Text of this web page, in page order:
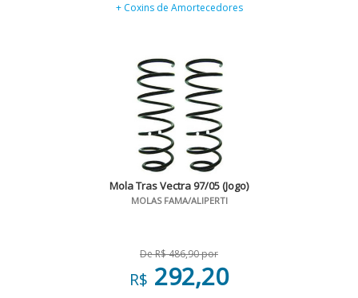
+ Coxins de Amortecedores
Mola Tras Vectra 97/05 (Jogo)
MOLAS FAMA/ALIPERTI
De R$ 486,90 por
R$ 292,20